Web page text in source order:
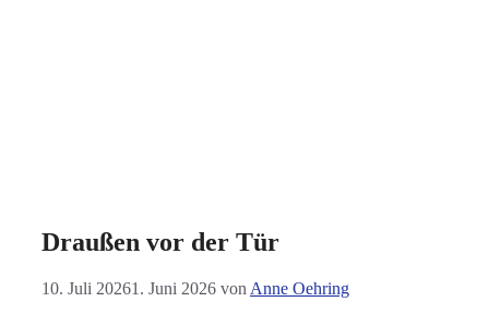
Draußen vor der Tür
10. Juli 20261. Juni 2026 von Anne Oehring